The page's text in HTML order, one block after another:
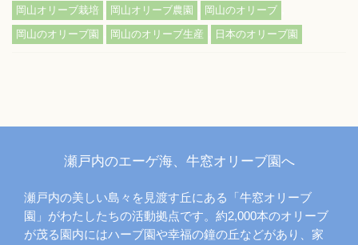
岡山オリーブ栽培 岡山オリーブ農園 岡山のオリーブ
岡山のオリーブ園 岡山のオリーブ生産 日本のオリーブ園
瀬戸内のエーゲ海、牛窓オリーブ園へ
瀬戸内の美しい島々を見渡す丘にある「牛窓オリーブ
園」がわたしたちの活動拠点です。約2,000本のオリーブ
が茂る園内にはハーブ園や幸福の鐘の丘などがあり、家